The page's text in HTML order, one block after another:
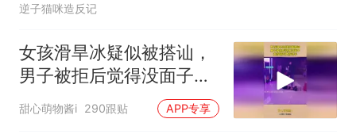
逆子猫咪造反记
女孩滑旱冰疑似被搭讪，
男子被拒后觉得没面子，
竟当场对女孩动手
甜心萌物酱i 290跟贴 APP专享